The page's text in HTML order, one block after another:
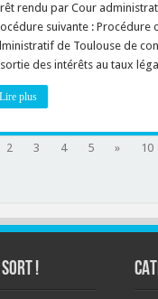
rendu par Cour
suivante : Procédure
de Toulouse de
des intérêts au taux
Lire plus
2 3 4 5 » 10
!